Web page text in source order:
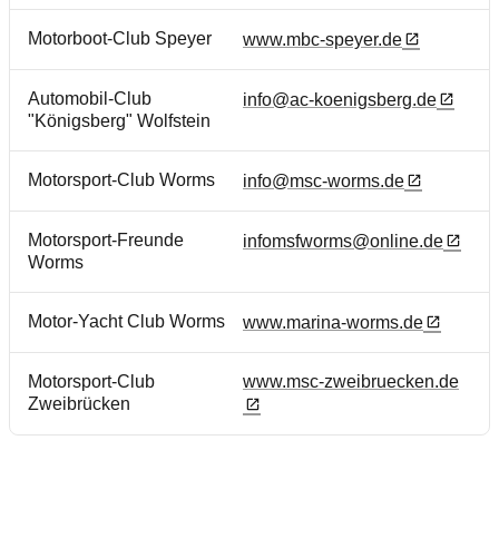
Motorboot-Club Speyer www.mbc-speyer.de
Automobil-Club
"Königsberg" Wolfstein
info@ac-koenigsberg.de
Motorsport-Club Worms info@msc-worms.de
Motorsport-Freunde
Worms
infomsfworms@online.de
Motor-Yacht Club Worms www.marina-worms.de
Motorsport-Club
Zweibrücken
www.msc-zweibruecken.de